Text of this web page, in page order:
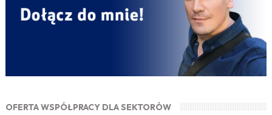
OFERTA WSPÓŁPRACY DLA SEKTORÓW